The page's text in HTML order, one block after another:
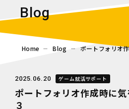
Blog
Home Blog ポートフォリオ
2025.06.20 ゲーム就活サポート
ポートフォリオ作成時に
３